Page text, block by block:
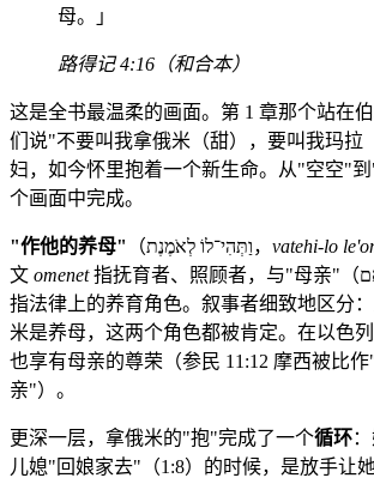
母。」
路得记 4:16（和合本）
这是全书最温柔的画面。第 1 章那个站在
们说"不要叫我拿俄米（甜），要叫我玛拉
妇，如今怀里抱着一个新生命。从"空空"
个画面中完成。
"作他的养母" （וַתְּהִי־לוֹ לְאֹמֶנֶת， vatehi-lo
文 omenet
指法律上的养育角色。叙事者细致地区分
米是养母，这两个角色都被肯定。在以色
也享有母亲的尊荣（参民 11:12 摩西被比
亲"）。
更深一层，拿俄米的"抱"完成了一个循环
儿媳"回娘家去"（1:8）的时候，是放手让